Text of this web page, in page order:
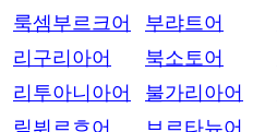
룩셈부르크어
리구리아어
리투아니아어
림뷔르흐어
부랴트어
북소토어
불가리아어
브르타뉴어